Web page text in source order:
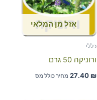
אזל מן המלאי
כללי
ורוניקה 50 גרם
27.40 ₪ מחיר כולל מס